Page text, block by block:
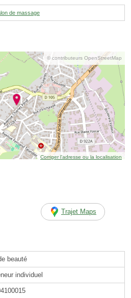
de massage
© contributeurs OpenStreetMap
Corriger l’adresse ou la localisation
Trajet Maps
beauté
individuel